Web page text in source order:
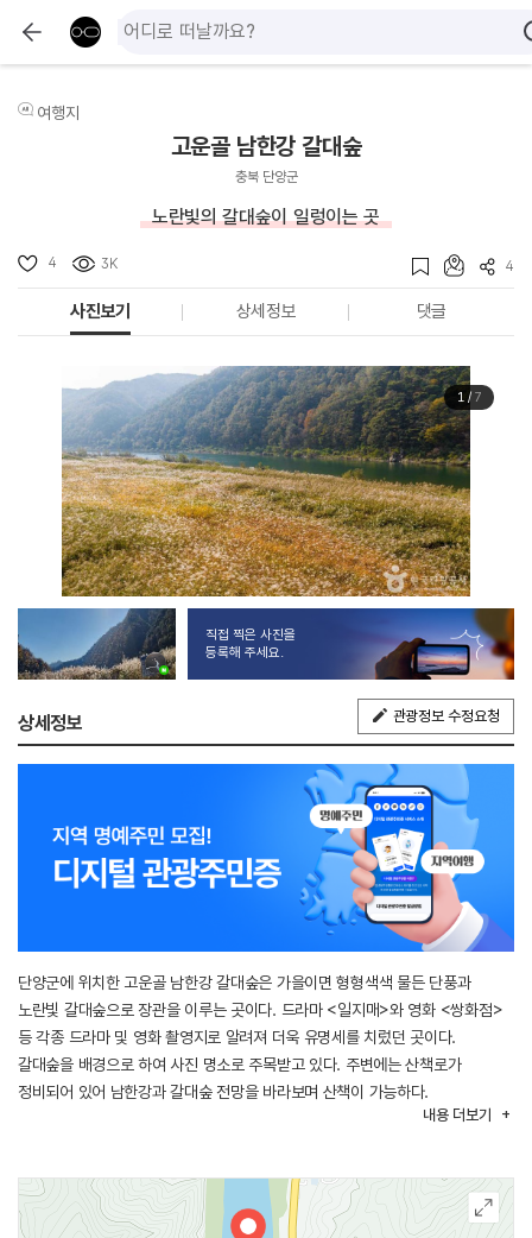
여행지
고운골 남한강 갈대숲
충북 단양군
노란빛의 갈대숲이 일렁이는 곳
4 3K 4
사진보기 상세정보 댓글
1/ 7
직접 찍은 사진을
등록해 주세요.
상세정보 관광정보 수정요청
단양군에 위치한 고운골 남한강 갈대숲은 가을이면 형형색색 물든 단풍과
노란빛 갈대숲으로 장관을 이루는 곳이다. 드라마 <일지매>와 영화 <쌍화점>
등 각종 드라마 및 영화 촬영지로 알려져 더욱 유명세를 치렀던 곳이다.
갈대숲을 배경으로 하여 사진 명소로 주목받고 있다. 주변에는 산책로가
정비되어 있어 남한강과 갈대숲 전망을 바라보며 산책이 가능하다.
내용 더보기